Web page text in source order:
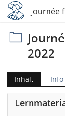
Journée
2022
Inhalt Info